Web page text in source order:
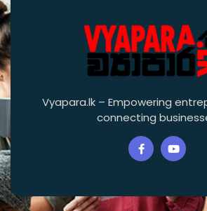
Vyapara.lk – Empowering
connecting